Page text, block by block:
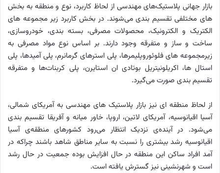
بازار جهانی پلاستیک‌های مهندسی از لحاظ کاربرد، نوع و منطقه به بخش‌
های مختلفی تقسیم بندی می‌شوند. در بخش کاربرد زیر مجموعه‌ های
الکتریک و الکترونیک، محصولات مصرفی، بسته بندی، خودروسازی،
ساخت و ساز و متفرقه وجود دارند. بر اساس نوع مواد مصرفی به
زیرمجموعه‌ های فلوئوروپلیمرها، پلی استرهای گرمانرم، پلی آمیدها، پلی
استال‌ ها، اکریلونیتریل بوتادی ان استایرن، پلی کربنات‌ها و متفرقه
تقسیم بندی صورت می‌گیرد.
از لحاظ منطقه ای نیز بازار پلاستیک‌ های مهندسی به آمریکای شمالی،
آسیا اقیانوسیه، آمریکای لاتین، اروپا، خاور میانه و آفریقا تقسیم بندی
می‌شود. در آینده‌ی نزدیک انتظار می‌رود کشورهای منطقه‌ی آسیا
اقیانوسیه رشد بیشتری را نسبت به سایر مناطق شاهد باشند چراکه در
آمد افراد ساکن این منطقه در حال افزایش بوده جمعیت در حال رشد
است و شهرنشینی نیز گسترش یافته است.